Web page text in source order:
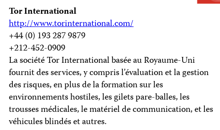
Tor International
http://www.torinternational.com/
+44 (0) 193 287 9879
+212-452-0909
La société Tor International basée au Royaume-Uni
fournit des services, y compris l’évaluation et la gestion
des risques, en plus de la formation sur les
environnements hostiles, les gilets pare-balles, les
trousses médicales, le matériel de communication, et les
véhicules blindés et autres.